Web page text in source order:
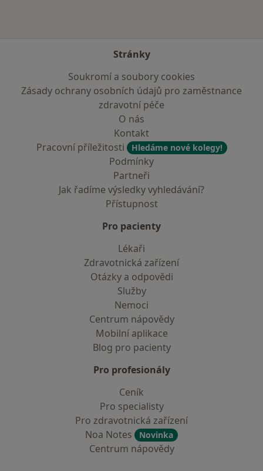
Stránky
Soukromí a soubory cookies
Zásady ochrany osobních údajů pro zaměstnance
zdravotní péče
O nás
Kontakt
Pracovní příležitosti
Hledáme nové kolegy!
Podmínky
Partneři
Jak řadíme výsledky vyhledávání?
Přístupnost
Pro pacienty
Lékaři
Zdravotnická zařízení
Otázky a odpovědi
Služby
Nemoci
Centrum nápovědy
Mobilní aplikace
Blog pro pacienty
Pro profesionály
Ceník
Pro specialisty
Pro zdravotnická zařízení
Noa Notes
Novinka
Centrum nápovědy